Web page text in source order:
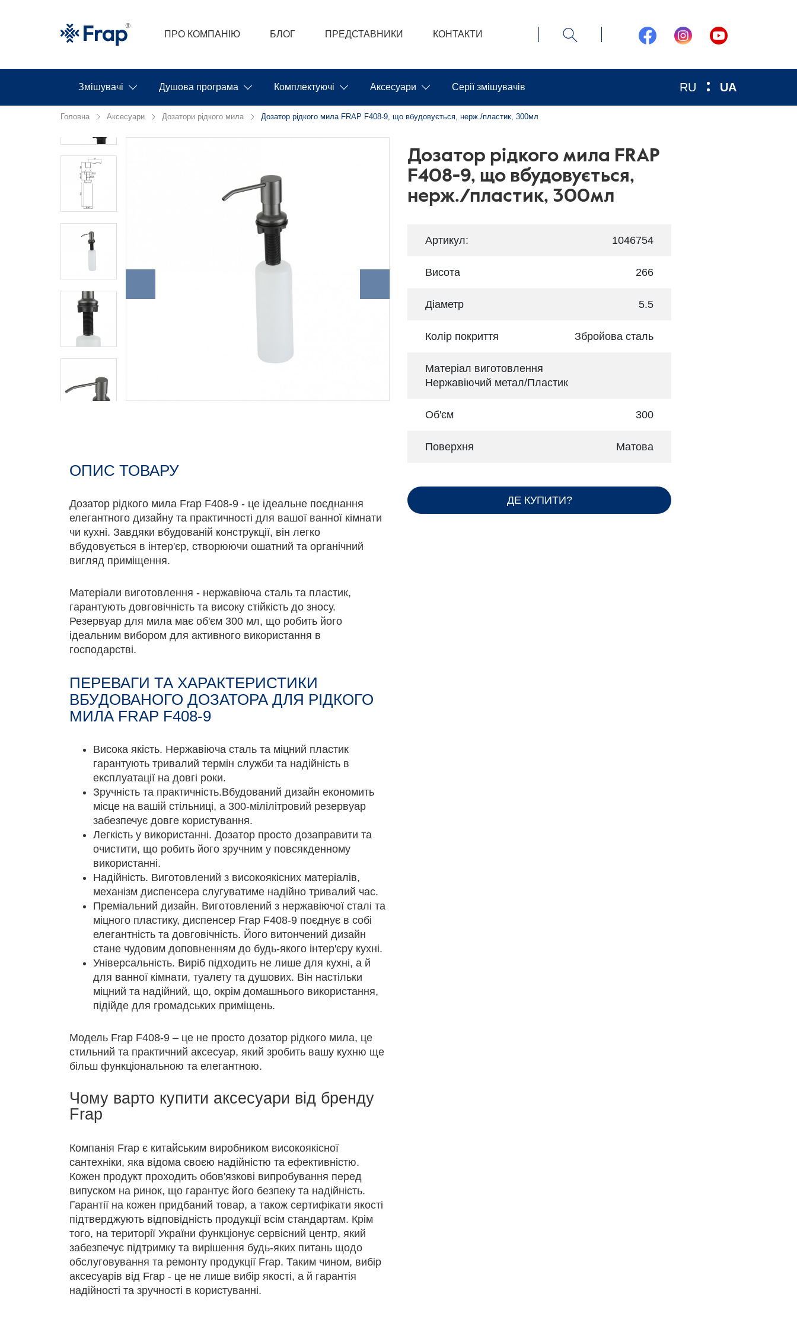
ПРО КОМПАНІЮ БЛОГ ПРЕДСТАВНИКИ КОНТАКТИ
RU UA
Змішувачі Душова програма Комплектуючі Аксесуари Серії змішувачів
Головна Аксесуари Дозатори рідкого мила Дозатор рідкого мила FRAP F408-9, що вбудовується, нерж./пластик, 300мл
ОПИС ТОВАРУ
Дозатор рідкого мила Frap F408-9 - це ідеальне поєднання
елегантного дизайну та практичності для вашої ванної кімнати
чи кухні. Завдяки вбудованій конструкції, він легко
вбудовується в інтер'єр, створюючи ошатний та органічний
вигляд приміщення.
Матеріали виготовлення - нержавіюча сталь та пластик,
гарантують довговічність та високу стійкість до зносу.
Резервуар для мила має об'єм 300 мл, що робить його
ідеальним вибором для активного використання в
господарстві.
ПЕРЕВАГИ ТА ХАРАКТЕРИСТИКИ
ВБУДОВАНОГО ДОЗАТОРА ДЛЯ РІДКОГО
МИЛА FRAP F408-9
Висока якість. Нержавіюча сталь та міцний пластик
гарантують тривалий термін служби та надійність в
експлуатації на довгі роки.
Зручність та практичність.Вбудований дизайн економить
місце на вашій стільниці, а 300-мілілітровий резервуар
забезпечує довге користування.
Легкість у використанні. Дозатор просто дозаправити та
очистити, що робить його зручним у повсякденному
використанні.
Надійність. Виготовлений з високоякісних матеріалів,
механізм диспенсера слугуватиме надійно тривалий час.
Преміальний дизайн. Виготовлений з нержавіючої сталі та
міцного пластику, диспенсер Frap F408-9 поєднує в собі
елегантність та довговічність. Його витончений дизайн
стане чудовим доповненням до будь-якого інтер'єру кухні.
Універсальність. Виріб підходить не лише для кухні, а й
для ванної кімнати, туалету та душових. Він настільки
міцний та надійний, що, окрім домашнього використання,
підійде для громадських приміщень.
Модель Frap F408-9 – це не просто дозатор рідкого мила, це
стильний та практичний аксесуар, який зробить вашу кухню ще
більш функціональною та елегантною.
Чому варто купити аксесуари від бренду
Frap
Компанія Frap є китайським виробником високоякісної
сантехніки, яка відома своєю надійністю та ефективністю.
Кожен продукт проходить обов'язкові випробування перед
випуском на ринок, що гарантує його безпеку та надійність.
Гарантії на кожен придбаний товар, а також сертифікати якості
підтверджують відповідність продукції всім стандартам. Крім
того, на території України функціонує сервісний центр, який
забезпечує підтримку та вирішення будь-яких питань щодо
обслуговування та ремонту продукції Frap. Таким чином, вибір
аксесуарів від Frap - це не лише вибір якості, а й гарантія
надійності та зручності в користуванні.
Дозатор рідкого мила FRAP
F408-9, що вбудовується,
нерж./пластик, 300мл
Артикул: 1046754
Висота 266
Діаметр 5.5
Колір покриття Збройова сталь
Матеріал виготовлення
Нержавіючий метал/Пластик
Об'єм 300
Поверхня Матова
ДЕ КУПИТИ?